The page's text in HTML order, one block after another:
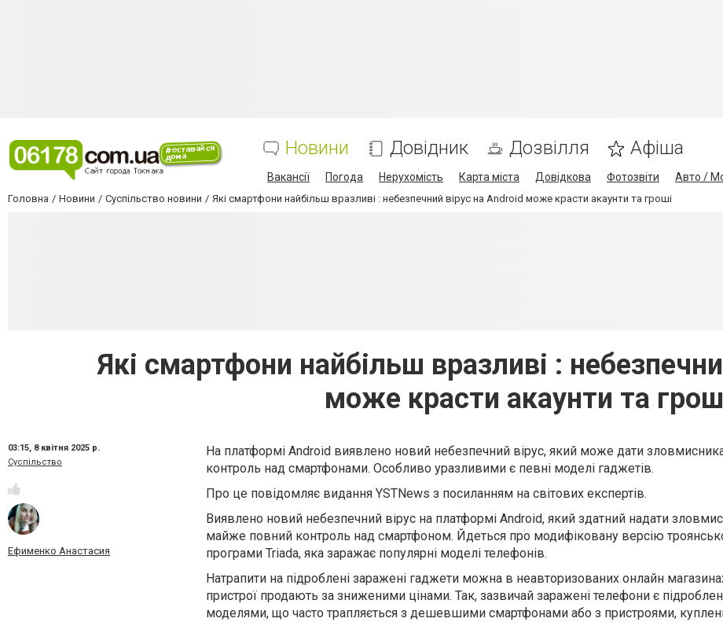
Новини Довідник Дозвілля Афіша
Вакансії Погода Нерухомість Карта міста Довідкова Фотозвіти Авто /
Головна Новини Суспільство новини Які смартфони найбільш вразливі : небезпечний вірус на Android може красти акаунти та гроші
Які смартфони найбільш вразливі :
може красти акаунти та
03:15, 8 квітня 2025 р.
Суспільство
Ефименко Анастасия
На платформі Android виявлено новий небезпечний вірус, який може дати
контроль над смартфонами. Особливо уразливими є певні моделі гаджетів.
Про це повідомляє видання YSTNews з посиланням на світових експертів.
Виявлено новий небезпечний вірус на платформі Android, який здатний надати
майже повний контроль над смартфоном. Йдеться про модифіковану версію
програми Triada, яка заражає популярні моделі телефонів.
Натрапити на підроблені заражені гаджети можна в неавторизованих онлайн
пристрої продають за зниженими цінами. Так, зазвичай заражені телефони є
моделями, що часто трапляється з дешевшими смартфонами або з пристроями,